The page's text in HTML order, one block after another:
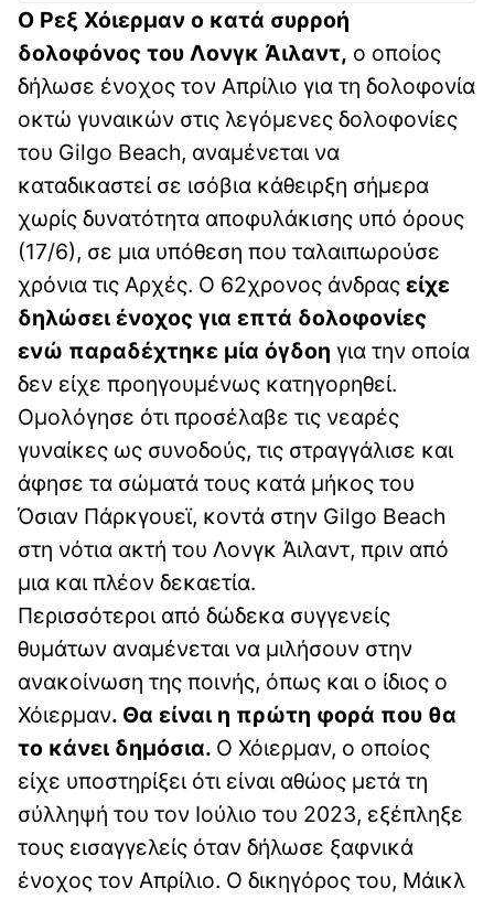
Ο Ρεξ Χόιερμαν ο κατά συρροή
δολοφόνος του Λονγκ Άιλαντ, ο οποίος
δήλωσε ένοχος τον Απρίλιο για τη δολοφονία
οκτώ γυναικών στις λεγόμενες δολοφονίες
του Gilgo Beach, αναμένεται να
καταδικαστεί σε ισόβια κάθειρξη σήμερα
χωρίς δυνατότητα αποφυλάκισης υπό όρους
(17/6), σε μια υπόθεση που ταλαιπωρούσε
χρόνια τις Αρχές. Ο 62χρονος άνδρας είχε
δηλώσει ένοχος για επτά δολοφονίες
ενώ παραδέχτηκε μία όγδοη για την οποία
δεν είχε προηγουμένως κατηγορηθεί.
Ομολόγησε ότι προσέλαβε τις νεαρές
γυναίκες ως συνοδούς, τις στραγγάλισε και
άφησε τα σώματά τους κατά μήκος του
Όσιαν Πάρκγουεϊ, κοντά στην Gilgo Beach
στη νότια ακτή του Λονγκ Άιλαντ, πριν από
μια και πλέον δεκαετία.
Περισσότεροι από δώδεκα συγγενείς
θυμάτων αναμένεται να μιλήσουν στην
ανακοίνωση της ποινής, όπως και ο ίδιος ο
Χόιερμαν. Θα είναι η πρώτη φορά που θα
το κάνει δημόσια. Ο Χόιερμαν, ο οποίος
είχε υποστηρίξει ότι είναι αθώος μετά τη
σύλληψή του τον Ιούλιο του 2023, εξέπληξε
τους εισαγγελείς όταν δήλωσε ξαφνικά
ένοχος τον Απρίλιο. Ο δικηγόρος του, Μάικλ